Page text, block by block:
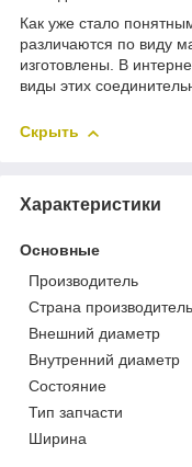
Как уже стало
различаются по виду
изготовлены. В
виды этих
Скрыть
Характеристики
Основные
Производитель
Страна производитель
Внешний диаметр
Внутренний диаметр
Состояние
Тип запчасти
Ширина